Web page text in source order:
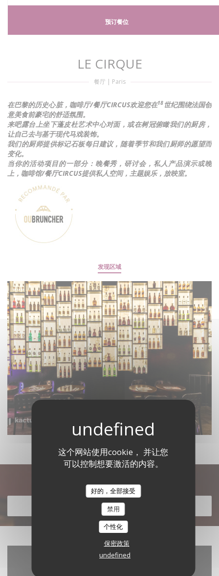
这个网站使用cookie， 并让您
可以控制想要激活的内容。
好的，全部接受
禁用
个性化
保密政策
undefined
预订餐位
LE CIRQUE
餐厅 | Paris
在巴黎的历史心脏，咖啡厅/餐厅CIRCUS欢迎您在18 世纪围绕法国创
意美食前豪宅的舒适氛围。
来吧露台上坐下蓬皮杜艺术中心对面，或在树冠俯瞰我们的厨房，
让自己去与基于现代马戏装饰。
我们的厨师提供标记石板每日建议，随着季节和我们厨师的愿望而
变化。
当你的活动项目的一部分：晚餐秀，研讨会，私人产品演示或晚
上，咖啡馆/餐厅CIRCUS提供私人空间，主题娱乐，放映室。
发现区域
发现我们的菜单
发现我们的菜单